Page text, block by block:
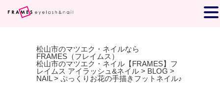
松山市のマツエク・ネイルなら
FRAMES（フレイムス）
松山市のマツエク・ネイル【FRAMES】フ
レイムス アイラッシュ&ネイル > BLOG >
NAIL> ぷっくりお花の手描きフットネイル♪